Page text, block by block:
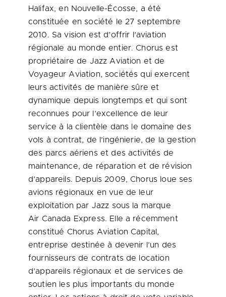
Halifax, en Nouvelle-Écosse, a été
constituée en société le 27 septembre
2010. Sa vision est d’offrir l’aviation
régionale au monde entier. Chorus est
propriétaire de Jazz Aviation et de
Voyageur Aviation, sociétés qui exercent
leurs activités de manière sûre et
dynamique depuis longtemps et qui sont
reconnues pour l’excellence de leur
service à la clientèle dans le domaine des
vols à contrat, de l’ingénierie, de la gestion
des parcs aériens et des activités de
maintenance, de réparation et de révision
d’appareils. Depuis 2009, Chorus loue ses
avions régionaux en vue de leur
exploitation par Jazz sous la marque
Air Canada Express. Elle a récemment
constitué Chorus Aviation Capital,
entreprise destinée à devenir l’un des
fournisseurs de contrats de location
d’appareils régionaux et de services de
soutien les plus importants du monde